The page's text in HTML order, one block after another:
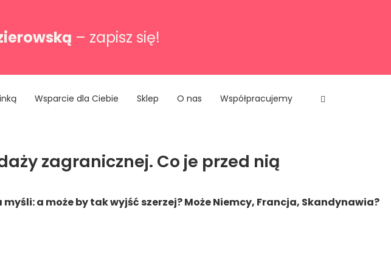
– zapisz się!
Wsparcie dla Ciebie Sklep O nas Współpracujemy
zagranicznej. Co je przed nią
a może by tak wyjść szerzej? Może Niemcy, Francja, Skandynawia?